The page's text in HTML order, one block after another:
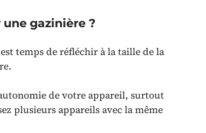
gazinière ?
temps de réfléchir à la taille de la
de votre appareil, surtout
plusieurs appareils avec la même